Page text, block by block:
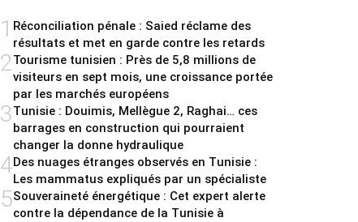
1 Réconciliation pénale : Saied réclame des
résultats et met en garde contre les retards
2Tourisme tunisien : Près de 5,8 millions de
visiteurs en sept mois, une croissance portée
par les marchés européens
3Tunisie : Douimis, Mellègue 2, Raghai… ces
barrages en construction qui pourraient
changer la donne hydraulique
4Des nuages étranges observés en Tunisie :
Les mammatus expliqués par un spécialiste
5Souveraineté énergétique : Cet expert alerte
contre la dépendance de la Tunisie à